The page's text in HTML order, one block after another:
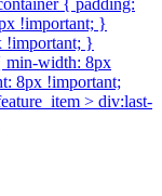
!important; }
!important; }
min-width: 8px
8px !important;
> div:last-